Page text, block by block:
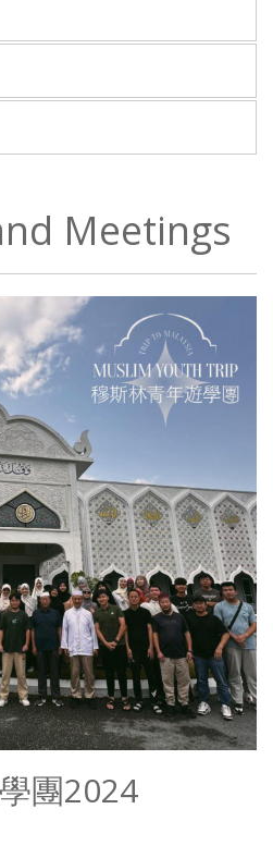
Meetings
團2024